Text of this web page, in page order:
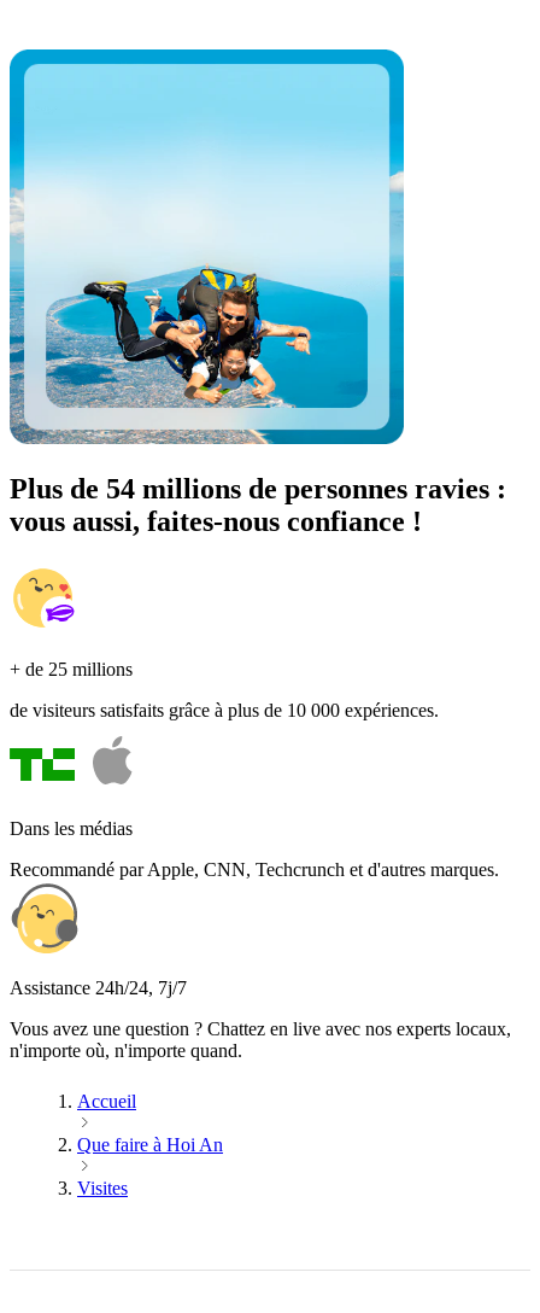
Plus de 54 millions de personnes ravies :
vous aussi, faites-nous confiance !
+ de 25 millions
de visiteurs satisfaits grâce à plus de 10 000 expériences.
Dans les médias
Recommandé par Apple, CNN, Techcrunch et d'autres marques.
Assistance 24h/24, 7j/7
Vous avez une question ? Chattez en live avec nos experts locaux,
n'importe où, n'importe quand.
Accueil
Que faire à Hoi An
Visites